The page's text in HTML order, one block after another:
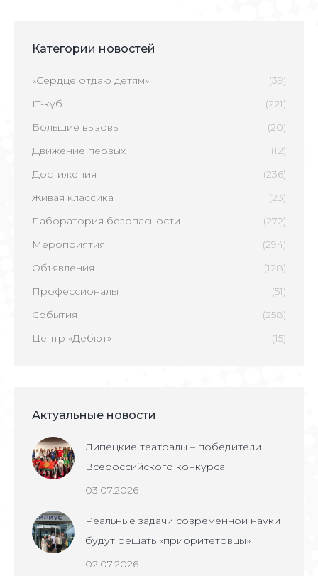
Категории новостей
«Сердце отдаю детям»
(39)
IT-куб
(221)
Большие вызовы
(20)
Движение первых
(12)
Достижения
(236)
Живая классика
(23)
Лаборатория безопасности
(272)
Мероприятия
(294)
Объявления
(128)
Профессионалы
(51)
События
(258)
Центр «Дебют»
(15)
Актуальные новости
Липецкие театралы – победители
Всероссийского конкурса
03.07.2026
Реальные задачи современной науки
будут решать «приоритетовцы»
02.07.2026